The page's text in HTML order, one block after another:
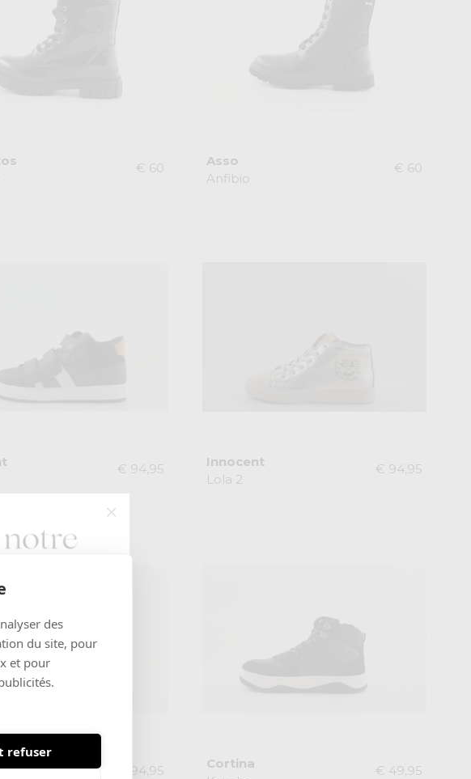
des
du site, pour
et pour
refuser
€ 60
Asso
Anfibio
€ 60
€ 94,95
Innocent
Lola 2
€ 94,95
€ 94,95
Cortina
€ 49,95